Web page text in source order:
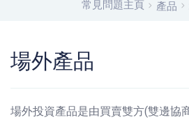
常見問題主頁 產品
場外產品
場外投資產品是由買賣雙方(雙邊協